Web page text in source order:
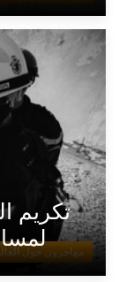
مهاجرون حول
تكريم